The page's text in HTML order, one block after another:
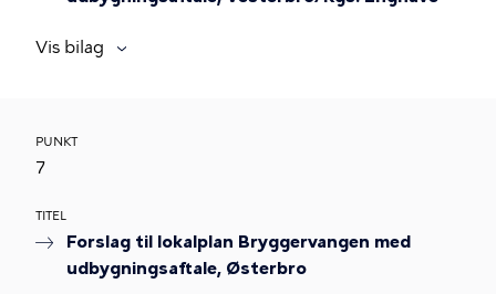
Vis bilag
PUNKT
7
TITEL
Forslag til lokalplan Bryggervangen med
udbygningsaftale, Østerbro